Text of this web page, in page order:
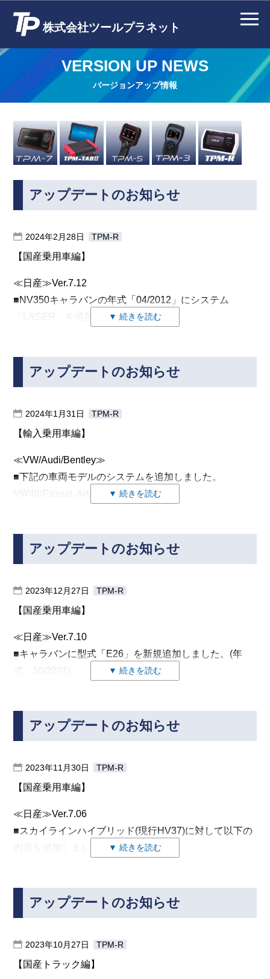
株式会社ツールプラネット
VERSION UP NEWS
バージョンアップ情報
アップデートのお知らせ
2024年2月28日 TPM-R
▼ 続きを読む
【国産乗用車編】
≪日産≫Ver.7.12
■NV350キャラバンの年式「04/2012」にシステム
「LASER」を追加し、
– FEB作動時走行距離
「ミリ波レーダ光軸調整」はエーミングモードからも実
≪マツダ≫Ver.6.61
■ CX-60 で、次の診断機能 (故障コード読取/消去) に対
ISB_AMP(通知・警報音アンプ）
ール）
※ DMCM（ドライブ・モータ・コントロール・モ
ジュール）は、車両型式
[KH3R3P(M-HEV)]が対象となります。
PCM（エンジン）
ECM（エンジン）
TCM（トランスミッション）
ABS/DSC（ﾌﾞﾚｰｷ）
SAS（エアバッグ&シートベルト）
EPS（電動パワステ）
FSC（センシング・カメラ）
フロントサイドレーダ（左）
DASH_ESU（エアコン）
■ CX-60 で、次の作業サポート及びエーミングモードに
対応しました。
FSC作業サポート
レーダ作業サポート
・ABS/VSC作業サポートに「2次系リペアエア」と「 3
次系リペアエア」を追加しました。
【国産トラック 編】
■ 2023年モデルまでの車両に対応しました。
2022年モデル車両
エルフ
アップデートのお知らせ
2024年1月31日 TPM-R
▼ 続きを読む
【輸入乗用車編】
≪VW/Audi/Bentley≫
■下記の車両モデルのシステムを追加しました。
08.エアコン
29.左ライトコントロール
44.パワーステアリング
8C.ハイブリッドバッテリーマネジメント
A5.ドライバアシスタントフロムセンサー
D7.右ライトコントロール2
【国産トラック編】
■データベースを更新し、2023年7月までの車両に対応
しました。
・自己診断(故障コード読取、故障コードクリア、
DTCヘルプ)
・実測値(データモニタ)
アップデートのお知らせ
2023年12月27日 TPM-R
▼ 続きを読む
【国産乗用車編】
≪日産≫Ver.7.10
■キャラバンに型式「E26」を新規追加しました。(年
※注意
キャラバンを選択しないと正確な診断が出来ません。
■スカイラインクーペ(CV36)のAFS作業サポート「レベ
ライザ調整」を対応しました。
■NV150 ADおよびセレナ(C26)の一部の車両に対して
AT/CVTのデータモニタを対応しました。
≪マツダ≫Ver.6.58
■CX-60の診断（故障コード読み取り・消去）に対応し
ました。
・PCM (エンジン。PHEVの車両では電駆制御となる）
・TCM (トランスミッション)
・SAS (エアバッグ&シートベルト）
・EPS （パワステ）
「KH5S3P」の型式は下記システムも対応しています。
アップデートのお知らせ
2023年11月30日 TPM-R
▼ 続きを読む
【国産乗用車編】
≪日産≫Ver.7.06
■スカイラインハイブリッド(現行HV37)に対して以下の
・EHS/PKB
アクティブテストの追加
作業サポートの追加
・AT/CVT
「キャリブレーションデータ」
アップデートのお知らせ
2023年10月27日 TPM-R
【国産トラック編】